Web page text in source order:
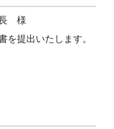
様
を提出いたします。